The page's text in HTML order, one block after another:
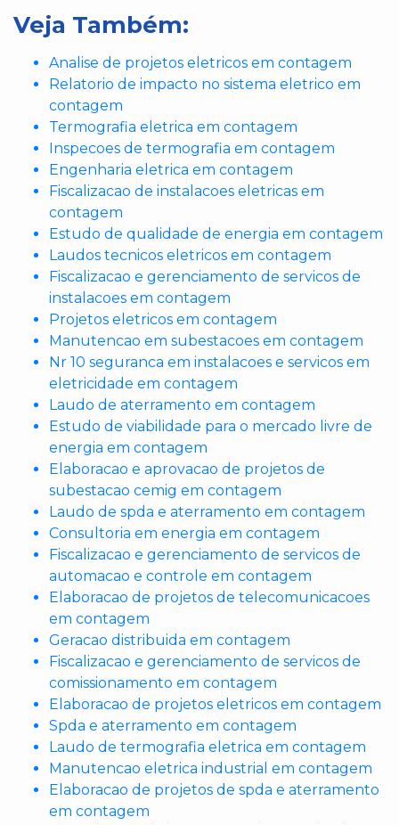
Veja Também:
Analise de projetos eletricos em contagem
Relatorio de impacto no sistema eletrico em
contagem
Termografia eletrica em contagem
Inspecoes de termografia em contagem
Engenharia eletrica em contagem
Fiscalizacao de instalacoes eletricas em
contagem
Estudo de qualidade de energia em contagem
Laudos tecnicos eletricos em contagem
Fiscalizacao e gerenciamento de servicos de
instalacoes em contagem
Projetos eletricos em contagem
Manutencao em subestacoes em contagem
Nr 10 seguranca em instalacoes e servicos em
eletricidade em contagem
Laudo de aterramento em contagem
Estudo de viabilidade para o mercado livre de
energia em contagem
Elaboracao e aprovacao de projetos de
subestacao cemig em contagem
Laudo de spda e aterramento em contagem
Consultoria em energia em contagem
Fiscalizacao e gerenciamento de servicos de
automacao e controle em contagem
Elaboracao de projetos de telecomunicacoes
em contagem
Geracao distribuida em contagem
Fiscalizacao e gerenciamento de servicos de
comissionamento em contagem
Elaboracao de projetos eletricos em contagem
Spda e aterramento em contagem
Laudo de termografia eletrica em contagem
Manutencao eletrica industrial em contagem
Elaboracao de projetos de spda e aterramento
em contagem